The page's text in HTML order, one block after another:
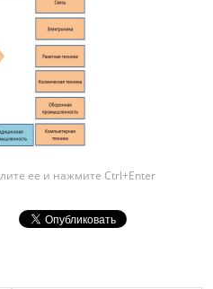
ее и нажмите Ctrl+Enter